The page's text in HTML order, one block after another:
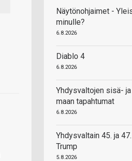
Näytönohjaimet -
minulle?
6.8.2026
Diablo 4
6.8.2026
Yhdysvaltojen sisä-
maan tapahtumat
6.8.2026
Yhdysvaltain 45. ja
Trump
5.8.2026